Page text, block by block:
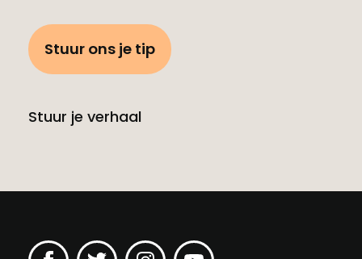
Stuur ons je tip
Stuur je verhaal